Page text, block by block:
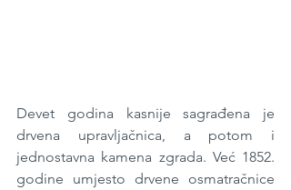
Devet godina kasnije sagrađena je
drvena upravljačnica, a potom i
jednostavna kamena zgrada. Već 1852.
godine umjesto drvene osmatračnice